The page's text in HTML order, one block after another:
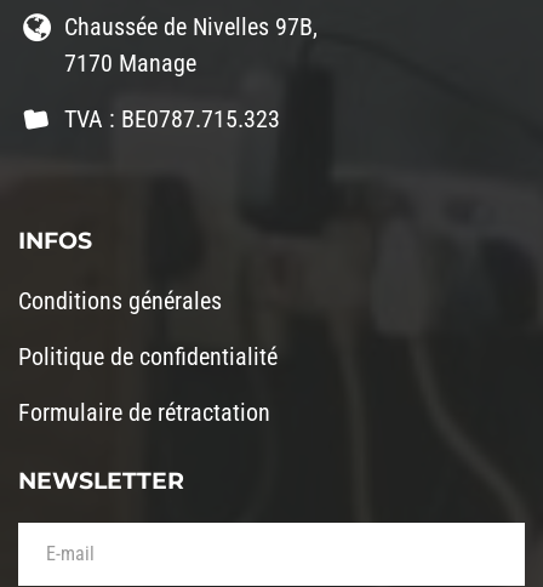
Chaussée de Nivelles 97B,
7170 Manage
TVA : BE0787.715.323
INFOS
Conditions générales
Politique de confidentialité
Formulaire de rétractation
NEWSLETTER
Votre adresse de messagerie (obligatoire)